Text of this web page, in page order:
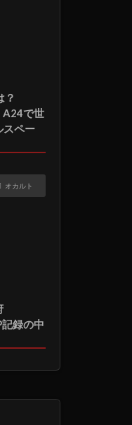
？
A24で世
スペー
オカルト
記録の中